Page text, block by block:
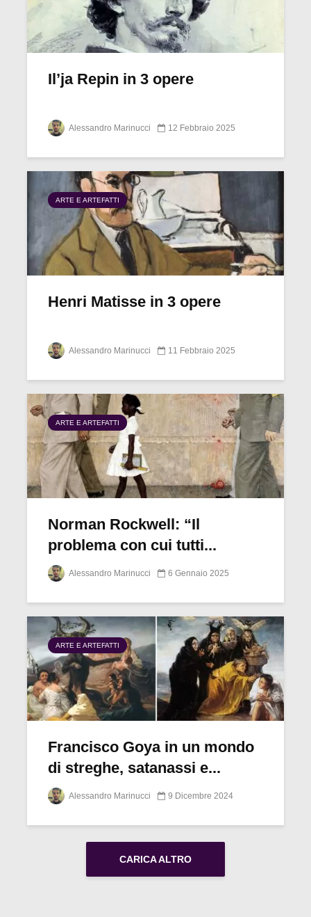
Il’ja Repin in 3 opere
Alessandro Marinucci 12 Febbraio 2025
ARTE E ARTEFATTI
Henri Matisse in 3 opere
Alessandro Marinucci 11 Febbraio 2025
ARTE E ARTEFATTI
Norman Rockwell: “Il
problema con cui tutti...
Alessandro Marinucci 6 Gennaio 2025
ARTE E ARTEFATTI
Francisco Goya in un mondo
di streghe, satanassi e...
Alessandro Marinucci 9 Dicembre 2024
CARICA ALTRO